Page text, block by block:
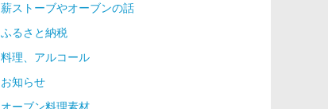
薪ストーブやオーブンの話
ふるさと納税
料理、アルコール
お知らせ
オーブン料理素材